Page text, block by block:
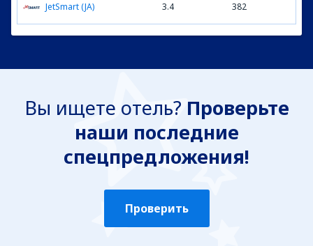
JetSmart (JA) 3.4 382
Вы ищете отель? Проверьте
наши последние
спецпредложения!
Проверить